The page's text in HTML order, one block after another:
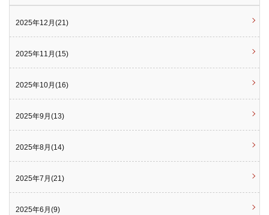
2025年12月(21)
2025年11月(15)
2025年10月(16)
2025年9月(13)
2025年8月(14)
2025年7月(21)
2025年6月(9)